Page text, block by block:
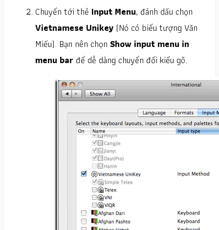
Chuyển tới thẻ Input Menu, đánh dấu chọn
Vietnamese Unikey (Nó có biểu tượng Văn
Miếu). Bạn nên chọn Show input menu in
menu bar để dễ dàng chuyển đổi kiểu gõ.